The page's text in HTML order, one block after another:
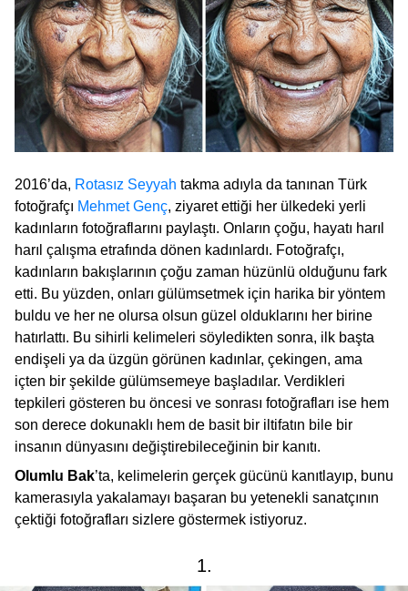
2016’da, Rotasız Seyyah takma adıyla da tanınan Türk
fotoğrafçı Mehmet Genç, ziyaret ettiği her ülkedeki yerli
kadınların fotoğraflarını paylaştı. Onların çoğu, hayatı harıl
harıl çalışma etrafında dönen kadınlardı. Fotoğrafçı,
kadınların bakışlarının çoğu zaman hüzünlü olduğunu fark
etti. Bu yüzden, onları gülümsetmek için harika bir yöntem
buldu ve her ne olursa olsun güzel olduklarını her birine
hatırlattı. Bu sihirli kelimeleri söyledikten sonra, ilk başta
endişeli ya da üzgün görünen kadınlar, çekingen, ama
içten bir şekilde gülümsemeye başladılar. Verdikleri
tepkileri gösteren bu öncesi ve sonrası fotoğrafları ise hem
son derece dokunaklı hem de basit bir iltifatın bile bir
insanın dünyasını değiştirebileceğinin bir kanıtı.
Olumlu Bak’ta, kelimelerin gerçek gücünü kanıtlayıp, bunu
kamerasıyla yakalamayı başaran bu yetenekli sanatçının
çektiği fotoğrafları sizlere göstermek istiyoruz.
1.